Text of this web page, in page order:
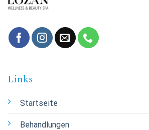
Links
Startseite
Behandlungen